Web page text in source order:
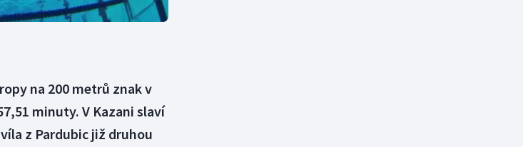
na 200 metrů znak v
minuty. V Kazani slaví
z Pardubic již druhou